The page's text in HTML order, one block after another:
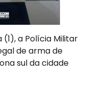
a Polícia Militar
de arma de
sul da cidade